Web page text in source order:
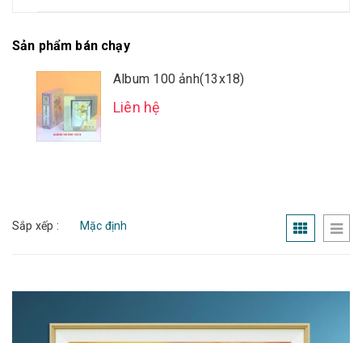
Sản phẩm bán chạy
Album 100 ảnh(13x18)
Liên hệ
Sắp xếp :